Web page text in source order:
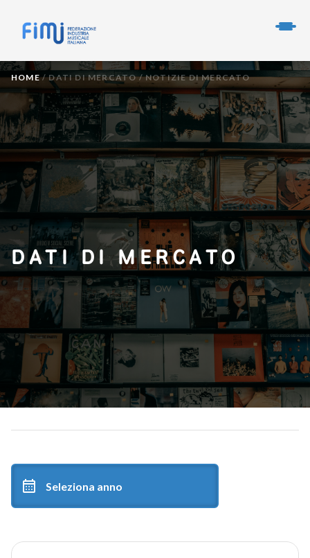
HOME/DATI DI MERCATO/NOTIZIE DI MERCATO
DATI DI MERCATO